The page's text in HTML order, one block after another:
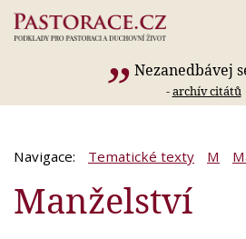
Nezanedbávej
-archív citátů
Navigace: Tematické texty M
Manželství